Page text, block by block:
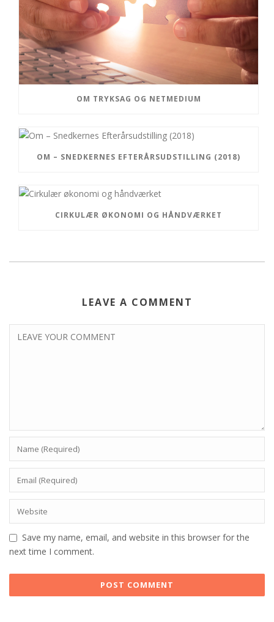
OM TRYKSAG OG NETMEDIUM
OM – SNEDKERNES EFTERÅRSUDSTILLING (2018)
CIRKULÆR ØKONOMI OG HÅNDVÆRKET
LEAVE A COMMENT
Save my name, email, and website in this browser for the
next time I comment.